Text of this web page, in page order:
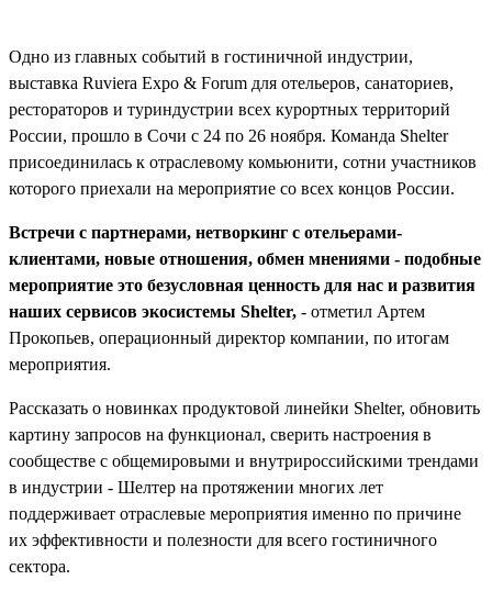
Одно из главных событий в гостиничной индустрии,
выставка Ruviera Expo & Forum для отельеров, санаториев,
рестораторов и туриндустрии всех курортных территорий
России, прошло в Сочи с 24 по 26 ноября. Команда Shelter
присоединилась к отраслевому комьюнити, сотни участников
которого приехали на мероприятие со всех концов России.
Встречи с партнерами, нетворкинг с отельерами-
клиентами, новые отношения, обмен мнениями - подобные
мероприятие это безусловная ценность для нас и развития
наших сервисов экосистемы Shelter, - отметил Артем
Прокопьев, операционный директор компании, по итогам
мероприятия.
Рассказать о новинках продуктовой линейки Shelter, обновить
картину запросов на функционал, сверить настроения в
сообществе с общемировыми и внутрироссийскими трендами
в индустрии - Шелтер на протяжении многих лет
поддерживает отраслевые мероприятия именно по причине
их эффективности и полезности для всего гостиничного
сектора.